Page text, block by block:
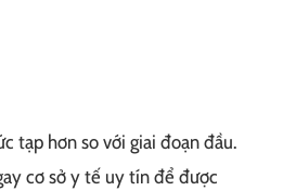
tạp hơn so với giai đoạn đầu.
cơ sở y tế uy tín để được